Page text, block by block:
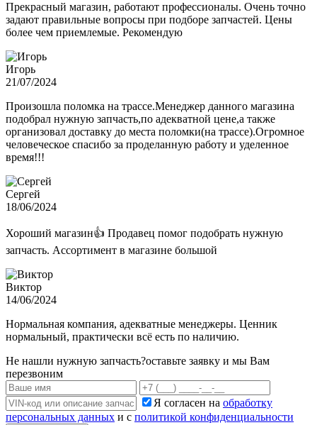
Прекрасный магазин, работают профессионалы. Очень точно
задают правильные вопросы при подборе запчастей. Цены
более чем приемлемые. Рекомендую
Игорь
21/07/2024
Произошла поломка на трассе.Менеджер данного магазина
подобрал нужную запчасть,по адекватной цене,а также
организовал доставку до места поломки(на трассе).Огромное
человеческое спасибо за проделанную работу и уделенное
время!!!
Сергей
18/06/2024
Хороший магазин👍 Продавец помог подобрать нужную
запчасть. Ассортимент в магазине большой
Виктор
14/06/2024
Нормальная компания, адекватные менеджеры. Ценник
нормальный, практически всё есть по наличию.
Не нашли нужную запчасть?оставьте заявку и мы Вам
перезвоним
Я согласен на обработку
персональных данных и с политикой конфиденциальности